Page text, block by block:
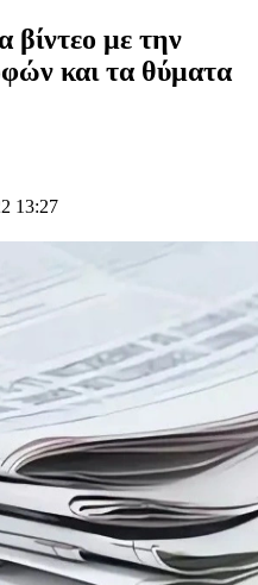
με την
και τα θύματα
13:27